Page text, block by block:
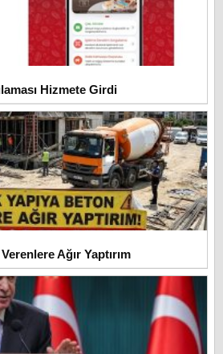
Hizmete Girdi
Ağır Yaptırım